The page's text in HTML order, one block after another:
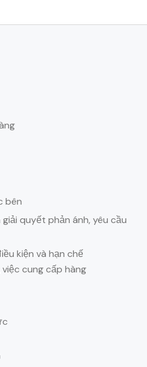
bên
quyết phản ánh, yêu cầu
kiện và hạn chế
cung cấp hàng